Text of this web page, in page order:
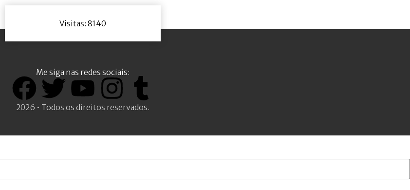
Visitas: 8140
Me siga nas redes sociais:
2026 • Todos os direitos reservados.